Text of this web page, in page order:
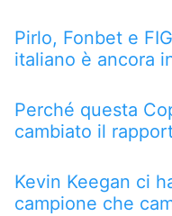
Pirlo, Fonbet e
italiano è ancora
Perché questa
cambiato il
Kevin Keegan ci
campione che